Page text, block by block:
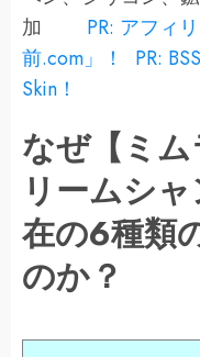
加
PR: アフィ
前.com」！
PR:
Skin！
なぜ【ミ
リームシ
在の6種類
のか？